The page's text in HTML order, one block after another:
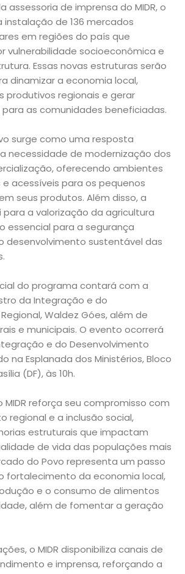
assessoria de imprensa do MIDR, o
de 136 mercados
em regiões do país que
vulnerabilidade socioeconômica e
Essas novas estruturas serão
dinamizar a economia local,
produtivos regionais e gerar
as comunidades beneficiadas.
surge como uma resposta
necessidade de modernização dos
oferecendo ambientes
acessíveis para os pequenos
seus produtos. Além disso, a
a valorização da agricultura
essencial para a segurança
desenvolvimento sustentável das
do programa contará com a
da Integração e do
Waldez Góes, além de
e municipais. O evento ocorrerá
e do Desenvolvimento
na Esplanada dos Ministérios, Bloco
(DF), às 10h.
MIDR reforça seu compromisso com
regional e a inclusão social,
estruturais que impactam
de vida das populações mais
do Povo representa um passo
fortalecimento da economia local,
e o consumo de alimentos
além de fomentar a geração
o MIDR disponibiliza canais de
e imprensa, reforçando a